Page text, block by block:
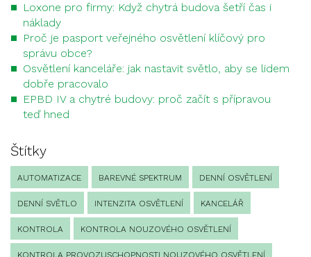
Loxone pro firmy: Když chytrá budova šetří čas i
náklady
Proč je pasport veřejného osvětlení klíčový pro
správu obce?
Osvětlení kanceláře: jak nastavit světlo, aby se lidem
dobře pracovalo
EPBD IV a chytré budovy: proč začít s přípravou
teď hned
Štítky
AUTOMATIZACE BAREVNÉ SPEKTRUM DENNÍ OSVĚTLENÍ
DENNÍ SVĚTLO INTENZITA OSVĚTLENÍ KANCELÁŘ
KONTROLA KONTROLA NOUZOVÉHO OSVĚTLENÍ
KONTROLA PROVOZUSCHOPNOSTI NOUZOVÉHO OSVĚTLENÍ